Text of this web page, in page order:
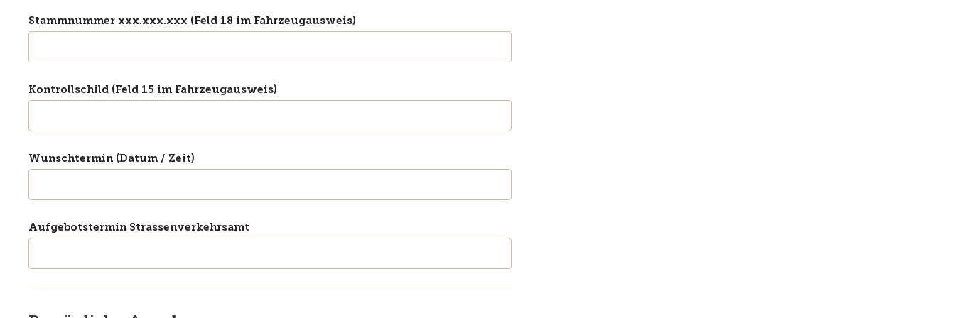
Stammnummer xxx.xxx.xxx (Feld 18 im Fahrzeugausweis)
Kontrollschild (Feld 15 im Fahrzeugausweis)
Wunschtermin (Datum / Zeit)
Aufgebotstermin Strassenverkehrsamt